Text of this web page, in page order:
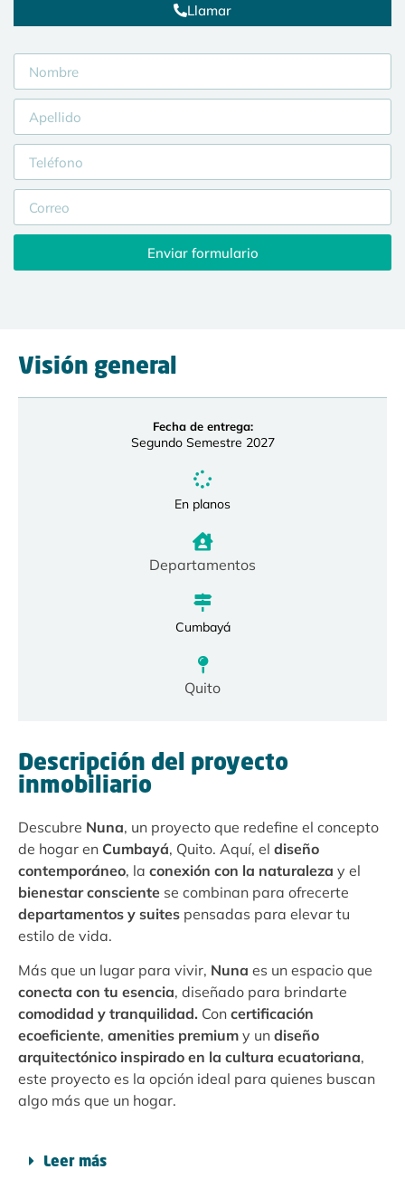
Visión general
Fecha de entrega:
Segundo Semestre 2027
En planos
Departamentos
Cumbayá
Quito
Descripción del proyecto
inmobiliario
Descubre Nuna, un proyecto que redefine el concepto
de hogar en Cumbayá, Quito. Aquí, el diseño
contemporáneo, la conexión con la naturaleza y el
bienestar consciente se combinan para ofrecerte
departamentos y suites pensadas para elevar tu
estilo de vida.
Más que un lugar para vivir, Nuna es un espacio que
conecta con tu esencia, diseñado para brindarte
comodidad y tranquilidad. Con certificación
ecoeficiente, amenities premium y un diseño
arquitectónico inspirado en la cultura ecuatoriana,
este proyecto es la opción ideal para quienes buscan
algo más que un hogar.
Leer más
Llamar
Enviar formulario